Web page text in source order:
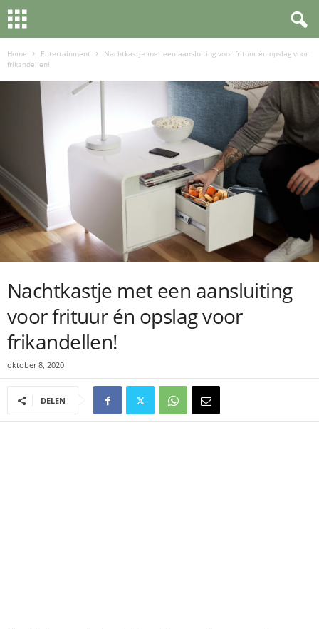
Home Entertainment
Nachtkastje met een aansluiting voor frituur én opslag voor
frikandellen!
Nachtkastje met een aansluiting
voor frituur én opslag voor
frikandellen!
oktober 8, 2020
DELEN